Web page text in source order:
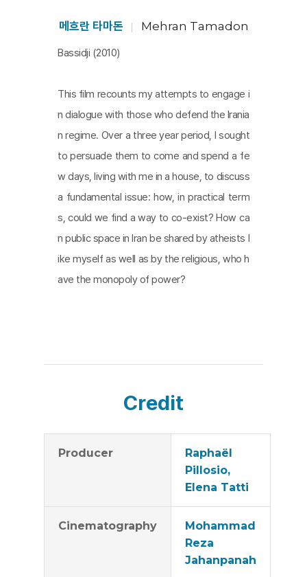
마치 텔레비전의 리얼리티 쇼에서처럼, 이들은 카메라 앞
메흐란 타마돈 Mehran Tamadon
Bassidji (2010)
This film recounts my attempts to engage i
n dialogue with those who defend the Irania
n regime. Over a three year period, I sought
to persuade them to come and spend a fe
w days, living with me in a house, to discuss
a fundamental issue: how, in practical term
s, could we find a way to co-exist? How ca
n public space in Iran be shared by atheists l
ike myself as well as by the religious, who h
ave the monopoly of power?
Credit
Producer
Raphaël
Pillosio,
Elena Tatti
Cinematography
Mohammad
Reza
Jahanpanah